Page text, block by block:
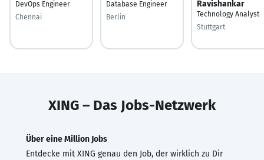
DevOps Engineer
Chennai
Database Engineer
Berlin
Ravishankar
Technology Analyst
Stuttgart
XING – Das Jobs-Netzwerk
Über eine Million Jobs
Entdecke mit XING genau den Job, der wirklich zu Dir